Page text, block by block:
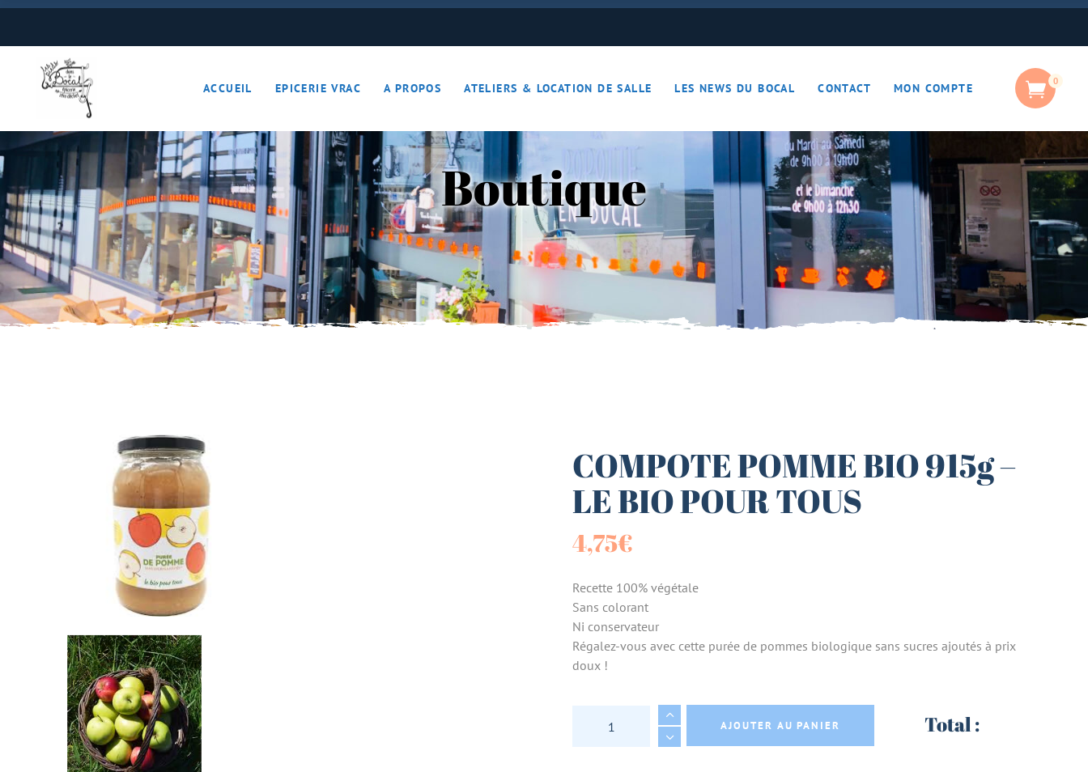
ACCUEIL EPICERIE VRAC
Boulangerie
Boissons
Cave à vins – Bières – Apérotime
Céréales – Graines – Fruits secs
Conserves
Cosmétiques
Crèmerie – Charcutaille
A PROPOS ATELIERS & LOCATION DE SALLE
ON JOUE… ON S’DETEND !!
LES NEWS DU BOCAL CONTACT MON COMPTE 0
Boulangerie
Conserves
Cosmétiques
Crèmerie – Charcutaille
Epices et condiments
Farines
Fruits et légumes (Paniers)
Gourmandises sucrées
Hygiène
ON JOUE… ON S’DETEND !!
Boutique
COMPOTE POMME BIO 915g –
LE BIO POUR TOUS
4,75€
Recette 100% végétale
Sans colorant
Ni conservateur
Régalez-vous avec cette purée de pommes biologique sans sucres ajoutés à prix
doux !
COMPOTE POMME BIO 915g - LE BIO POUR TOUS quantity
AJOUTER AU PANIER Total :